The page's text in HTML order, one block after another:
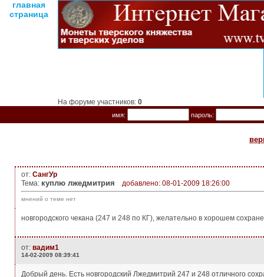
главная
страница
На форуме участников: 0
имя: пароль:
от: СангУр
Тема: куплю лжедмитрия добавлено: 08-01-2009 18:26:00
мнений о теме нет
новгородского чекана (247 и 248 по КГ), желательно в хорошем
от: вадим1
14-02-2009 08:39:41
Добрый день. Есть новгородский Лжедмитрий 247 и 248 отличного